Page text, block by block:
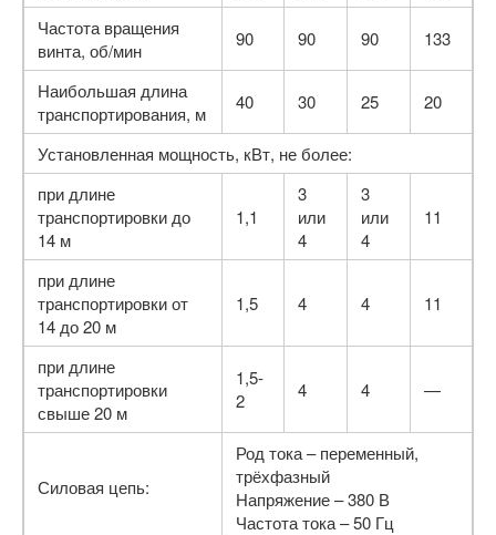
Частота вращения
винта, об/мин
90 90 90 133
Наибольшая длина
транспортирования, м
40 30 25 20
Установленная мощность, кВт, не более:
при длине
транспортировки до
14 м
1,1
3
или
4
3
или
4
11
при длине
транспортировки от
14 до 20 м
1,5 4 4 11
при длине
транспортировки
свыше 20 м
1,5-
2
4 4 —
Силовая цепь:
Род тока – переменный,
трёхфазный
Напряжение – 380 В
Частота тока – 50 Гц